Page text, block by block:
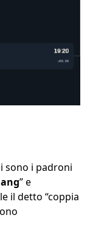
sono i padroni
” e
il detto “coppia